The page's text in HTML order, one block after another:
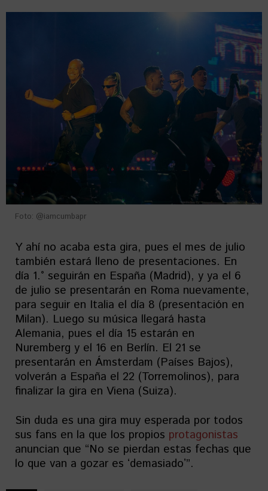
Foto: @iamcumbapr
Y ahí no acaba esta gira, pues el mes de julio
también estará lleno de presentaciones. En
día 1.° seguirán en España (Madrid), y ya el 6
de julio se presentarán en Roma nuevamente,
para seguir en Italia el día 8 (presentación en
Milan). Luego su música llegará hasta
Alemania, pues el día 15 estarán en
Nuremberg y el 16 en Berlín. El 21 se
presentarán en Ámsterdam (Países Bajos),
volverán a España el 22 (Torremolinos), para
finalizar la gira en Viena (Suiza).
Sin duda es una gira muy esperada por todos
sus fans en la que los propios protagonistas
anuncian que “No se pierdan estas fechas que
lo que van a gozar es ʻdemasiadoʼ”.